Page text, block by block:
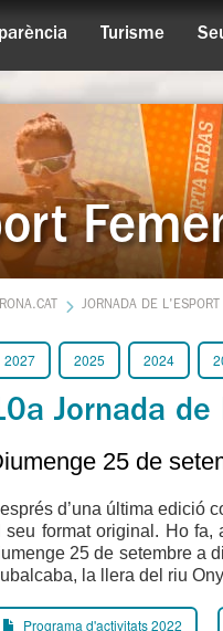
Turisme
JORNADA DE L'ESPORT
2027 2025 2024
Jornada de
25 de
d’una última edició
seu format original. Ho fa,
25 de setembre a
la llera del riu
Programa d'activitats 2022